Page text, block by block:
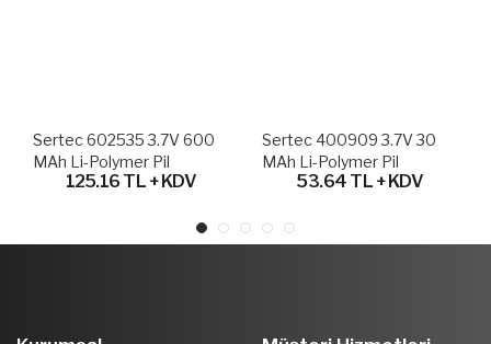
Sertec 602535 3.7V 600
MAh Li-Polymer Pil
(Devreli/1.5A)
125.16 TL + KDV
Sertec 400909 3.7V 30
MAh Li-Polymer Pil
53.64 TL + KDV